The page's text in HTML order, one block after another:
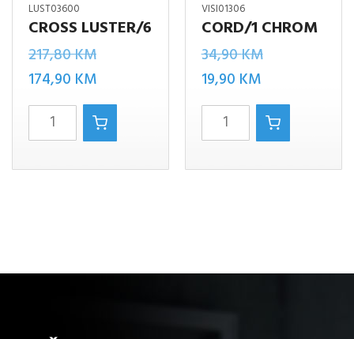
LUST03600
CROSS LUSTER/6
217,80KMIzvorna
cijena
bila
je:
174,90 KMTrenutna
cijena
je:
Cross
LUSTER/6
količina
VISI01306
CORD/1 CHROM
34,90KMIzvorna
bila
je:
19,90 KMTrenutna
cijena
je:
CORD/1
chrom
količina